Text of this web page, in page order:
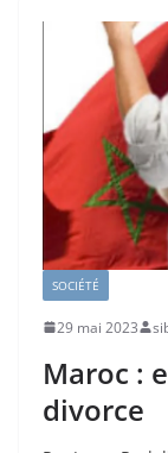
SOCIÉTÉ
29 mai 2023
Maroc :
divorce